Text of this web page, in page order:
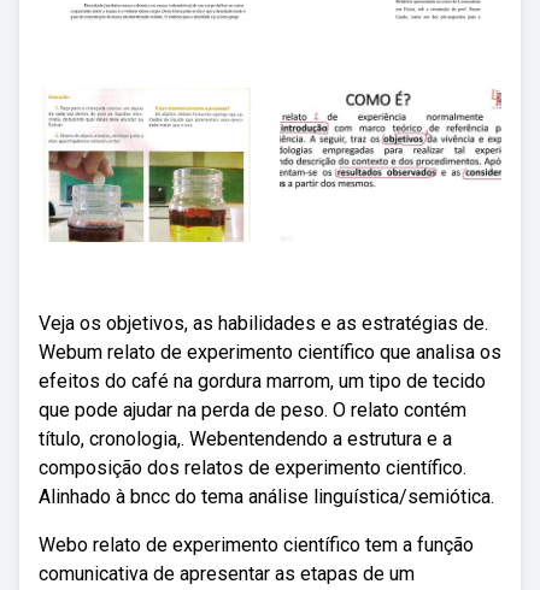
Veja os objetivos, as habilidades e as estratégias de.
Webum relato de experimento científico que analisa os
efeitos do café na gordura marrom, um tipo de tecido
que pode ajudar na perda de peso. O relato contém
título, cronologia,. Webentendendo a estrutura e a
composição dos relatos de experimento científico.
Alinhado à bncc do tema análise linguística/semiótica.
Webo relato de experimento científico tem a função
comunicativa de apresentar as etapas de um